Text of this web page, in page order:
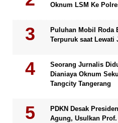
Oknum LSM Ke
Puluhan Mobil Roda
Terpuruk saat Lewati
Seorang Jurnalis
Dianiaya Oknum
Tangcity Tangerang
PDKN Desak
Agung, Usulkan